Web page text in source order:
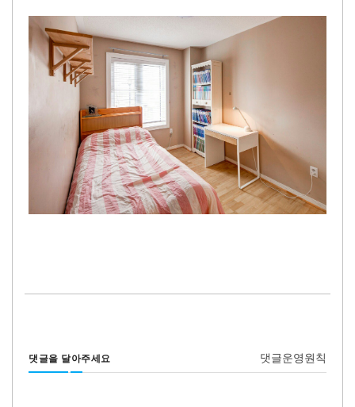
댓글을 달아주세요 댓글운영원칙